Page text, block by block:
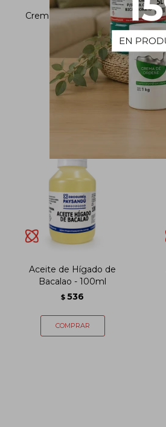
Cremor Tártaro - 25 kg
Aceite de Hígado de
Bacalao - 100ml
$ 536